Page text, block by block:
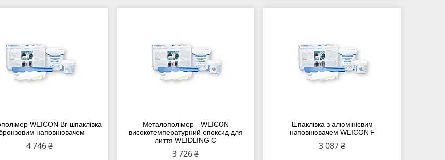
WEICON Br-шпаклівка
наповнювачем
4 746 ₴
Металополімер—WEICON
високотемпературний епоксид для
лиття WEIDLING C
3 726 ₴
Шпаклівка з алюмінієвим
наповнювачем WEICON F
3 087 ₴